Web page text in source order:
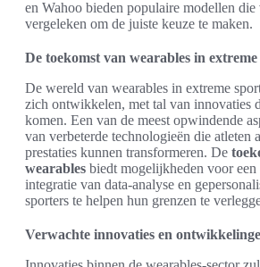
en Wahoo bieden populaire modellen die
vergeleken om de juiste keuze te maken.
De toekomst van wearables in
De wereld van wearables in extreme
zich ontwikkelen, met tal van innovaties
komen. Een van de meest opwindende
van verbeterde technologieën die atleten
prestaties kunnen transformeren. De
wearables biedt mogelijkheden voor
integratie van data-analyse en
sporters te helpen hun grenzen te
Verwachte innovaties en